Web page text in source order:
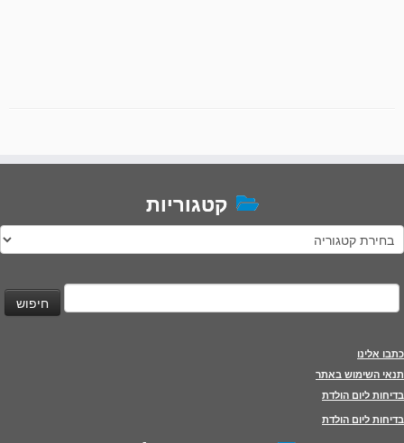
קטגוריות
קטגוריות
חיפוש:
כתבו אלינו
תנאי השימוש באתר
בדיחות ליום הולדת
בדיחות ליום הולדת